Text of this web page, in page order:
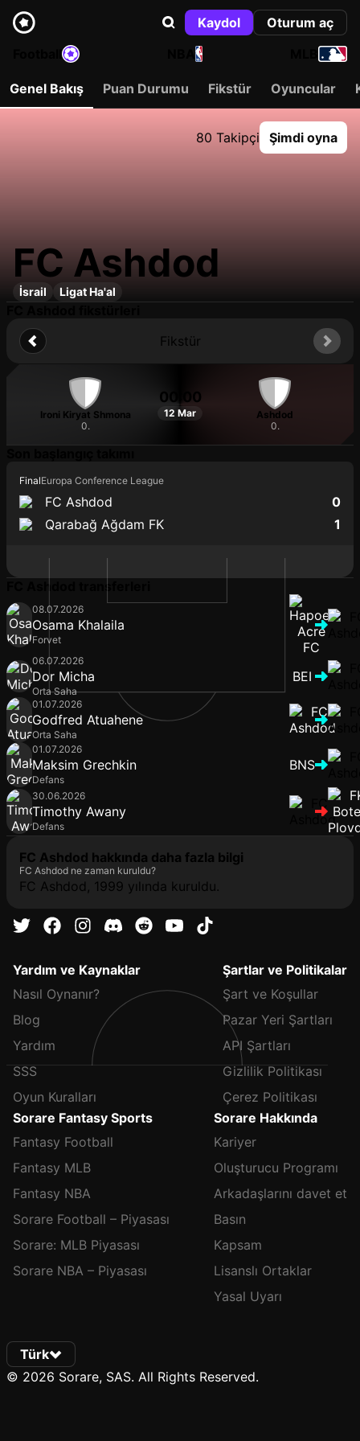
Kaydol
Oturum aç
NBA
Genel Bakış Puan Durumu Fikstür Oyuncular
80 Takipçi Şimdi oyna
FC Ashdod
İsrail Ligat Ha'al
Fikstür
Ironi Kiryat Shmona
0.
00:00
12 Mar
Ashdod
0.
FinalEuropa Conference League
FC Ashdod
0
1
Qarabağ Ağdam FK
08.07.2026
Osama Khalaila
Forvet
06.07.2026
Dor Micha
Orta Saha
BEI
01.07.2026
Godfred Atuahene
Orta Saha
01.07.2026
Maksim Grechkin
Defans
BNS
30.06.2026
Timothy Awany
Defans
FC Ashdod hakkında daha fazla bilgi
FC Ashdod ne zaman kuruldu?
FC Ashdod, 1999 yılında kuruldu.
Yardım ve Kaynaklar
Nasıl Oynanır?
Blog
Yardım
SSS
Oyun Kuralları
Şartlar ve Politikalar
Şart ve Koşullar
Pazar Yeri Şartları
API Şartları
Gizlilik Politikası
Çerez Politikası
Sorare Fantasy Sports
Fantasy Football
Fantasy MLB
Fantasy NBA
Sorare Football – Piyasası
Sorare: MLB Piyasası
Sorare NBA – Piyasası
Sorare Hakkında
Kariyer
Oluşturucu Programı
Arkadaşlarını davet et
Basın
Kapsam
Lisanslı Ortaklar
Yasal Uyarı
Türk
© 2026 Sorare, SAS. All Rights Reserved.